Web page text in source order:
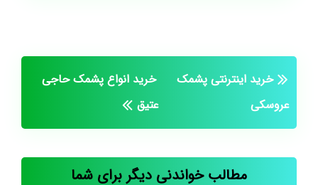
خرید اینترنتی پشمک
عروسکی
خرید انواع پشمک حاجی
عتیق
مطالب خواندنی دیگر برای شما